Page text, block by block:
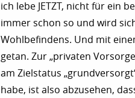
ich lebe JETZT, nicht für ein
immer schon so und wird
Wohlbefindens. Und mit
getan. Zur „privaten
am Zielstatus
habe, ist also abzusehen,